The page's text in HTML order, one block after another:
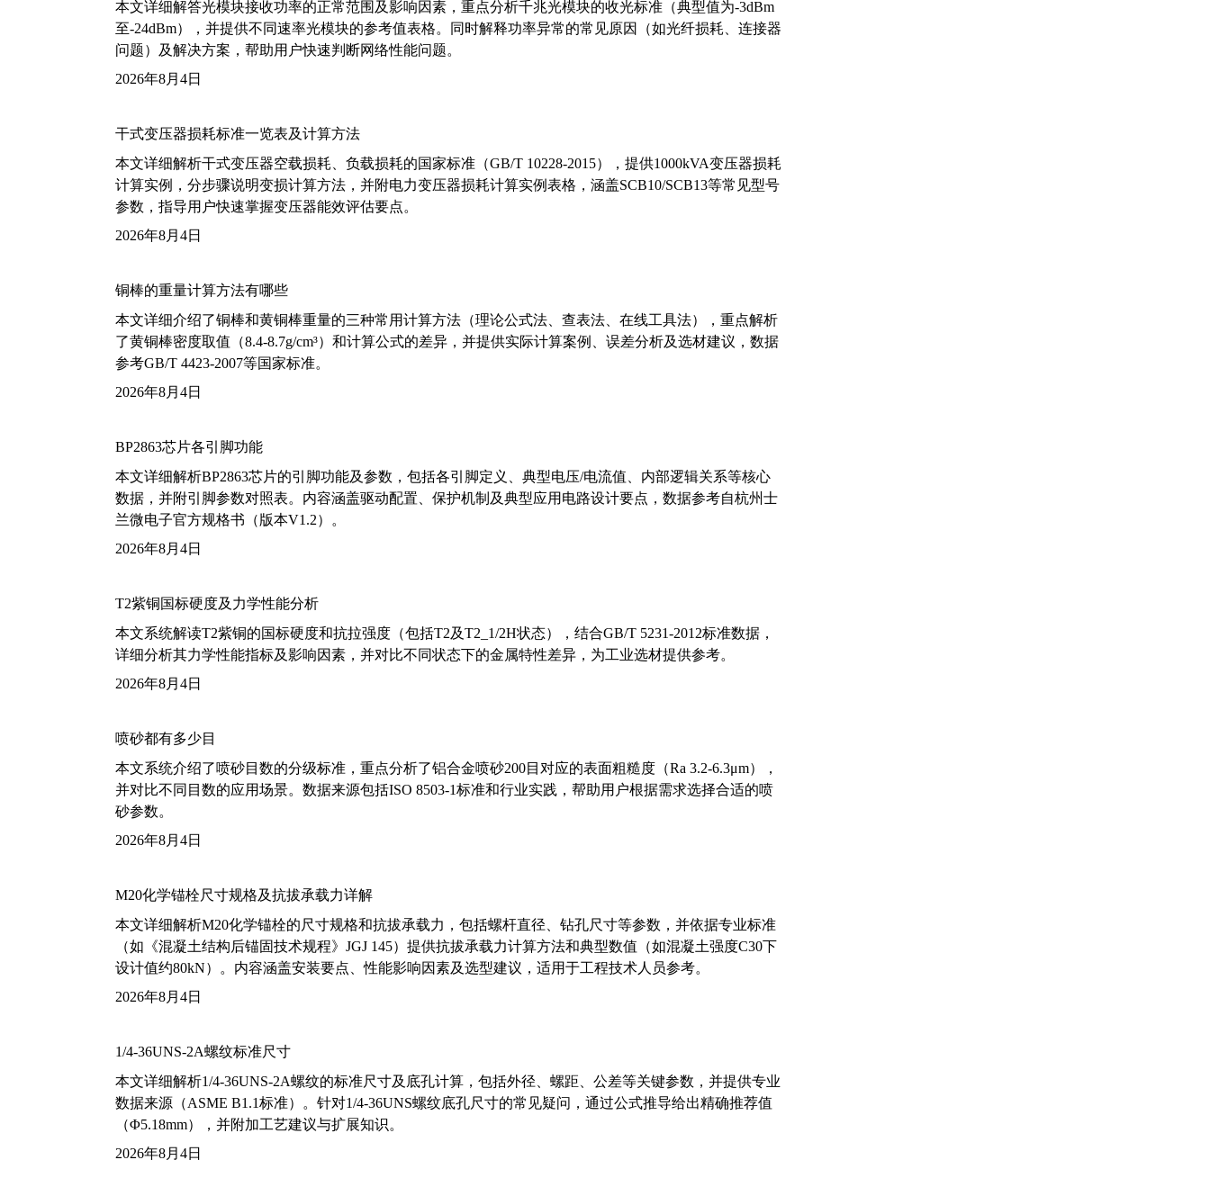
本文详细解答光模块接收功率的正常范围及影响因素，重点分析千兆光模块的收光标准（典型值为-3dBm
至-24dBm），并提供不同速率光模块的参考值表格。同时解释功率异常的常见原因（如光纤损耗、连接器
问题）及解决方案，帮助用户快速判断网络性能问题。
2026年8月4日
干式变压器损耗标准一览表及计算方法
本文详细解析干式变压器空载损耗、负载损耗的国家标准（GB/T 10228-2015），提供1000kVA变压器损耗
计算实例，分步骤说明变损计算方法，并附电力变压器损耗计算实例表格，涵盖SCB10/SCB13等常见型号
参数，指导用户快速掌握变压器能效评估要点。
2026年8月4日
铜棒的重量计算方法有哪些
本文详细介绍了铜棒和黄铜棒重量的三种常用计算方法（理论公式法、查表法、在线工具法），重点解析
了黄铜棒密度取值（8.4-8.7g/cm³）和计算公式的差异，并提供实际计算案例、误差分析及选材建议，数据
参考GB/T 4423-2007等国家标准。
2026年8月4日
BP2863芯片各引脚功能
本文详细解析BP2863芯片的引脚功能及参数，包括各引脚定义、典型电压/电流值、内部逻辑关系等核心
数据，并附引脚参数对照表。内容涵盖驱动配置、保护机制及典型应用电路设计要点，数据参考自杭州士
兰微电子官方规格书（版本V1.2）。
2026年8月4日
T2紫铜国标硬度及力学性能分析
本文系统解读T2紫铜的国标硬度和抗拉强度（包括T2及T2_1/2H状态），结合GB/T 5231-2012标准数据，
详细分析其力学性能指标及影响因素，并对比不同状态下的金属特性差异，为工业选材提供参考。
2026年8月4日
喷砂都有多少目
本文系统介绍了喷砂目数的分级标准，重点分析了铝合金喷砂200目对应的表面粗糙度（Ra 3.2-6.3μm），
并对比不同目数的应用场景。数据来源包括ISO 8503-1标准和行业实践，帮助用户根据需求选择合适的喷
砂参数。
2026年8月4日
M20化学锚栓尺寸规格及抗拔承载力详解
本文详细解析M20化学锚栓的尺寸规格和抗拔承载力，包括螺杆直径、钻孔尺寸等参数，并依据专业标准
（如《混凝土结构后锚固技术规程》JGJ 145）提供抗拔承载力计算方法和典型数值（如混凝土强度C30下
设计值约80kN）。内容涵盖安装要点、性能影响因素及选型建议，适用于工程技术人员参考。
2026年8月4日
1/4-36UNS-2A螺纹标准尺寸
本文详细解析1/4-36UNS-2A螺纹的标准尺寸及底孔计算，包括外径、螺距、公差等关键参数，并提供专业
数据来源（ASME B1.1标准）。针对1/4-36UNS螺纹底孔尺寸的常见疑问，通过公式推导给出精确推荐值
（Φ5.18mm），并附加工艺建议与扩展知识。
2026年8月4日